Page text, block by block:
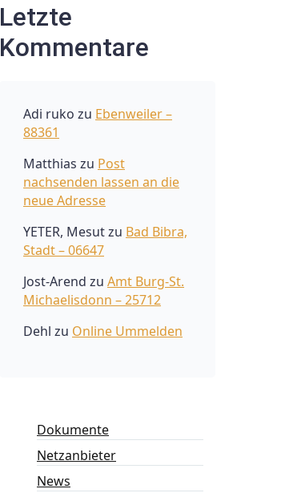
Letzte
Kommentare
Adi ruko zu Ebenweiler –
88361
Matthias zu Post
nachsenden lassen an die
neue Adresse
YETER, Mesutzu Bad Bibra,
Stadt – 06647
Jost-Arend zu Amt Burg-St.
Michaelisdonn – 25712
Dehl zu Online Ummelden
Dokumente
Netzanbieter
News